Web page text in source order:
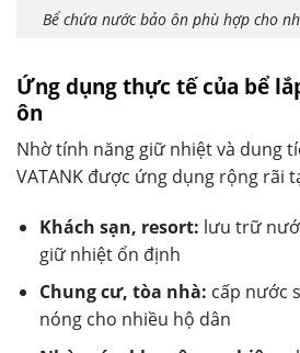
Bể chứa nước bảo ôn phù hợp cho
Ứng dụng thực tế của bể
ôn
Nhờ tính năng giữ nhiệt và dung
VATANK được ứng dụng rộng rãi
Khách sạn, resort: lưu trữ
giữ nhiệt ổn định
Chung cư, tòa nhà: cấp nước
nóng cho nhiều hộ dân